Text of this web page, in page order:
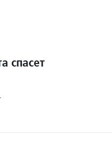
спасет